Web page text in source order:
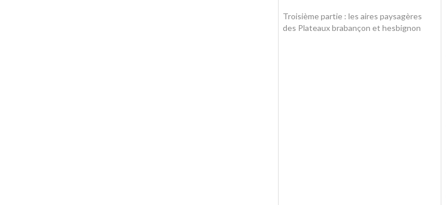
Troisième partie : les aires paysagères
des Plateaux brabançon et hesbignon